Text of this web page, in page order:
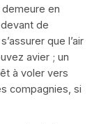
en
de
que l’air
avier ; un
à voler vers
compagnies, si